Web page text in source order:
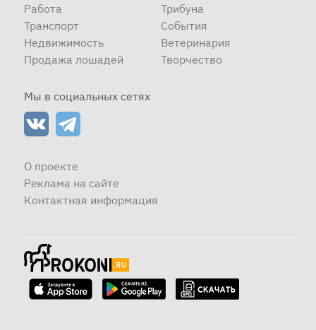
Работа
Транспорт
Недвижимость
Продажа лошадей
Трибуна
События
Ветеринария
Творчество
Мы в социальных сетях
О проекте
Реклама на сайте
Контактная информация